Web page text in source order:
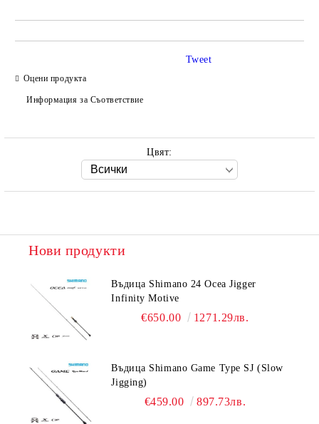
Оцени продукта
Информация за Съответствие
Tweet
Цвят:
Нови продукти
Въдица Shimano 24 Ocea Jigger
Infinity Motive
€650.00 1271.29лв.
Въдица Shimano Game Type SJ (Slow
Jigging)
€459.00 897.73лв.